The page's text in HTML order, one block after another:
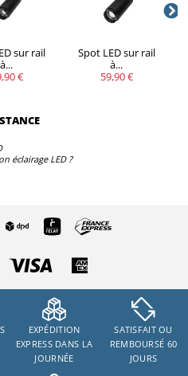
sur rail
à...
€
Spot LED sur rail
à...
59,90 €
éclairage LED ?
EXPÉDITION
EXPRESS DANS LA
JOURNÉE
SATISFAIT OU
REMBOURSÉ 60
JOURS